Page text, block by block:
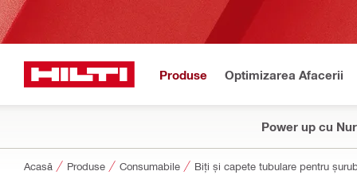
Produse Optimizarea Afacerii
Power up cu
Acasă Produse Consumabile Biți și capete tubulare pentru